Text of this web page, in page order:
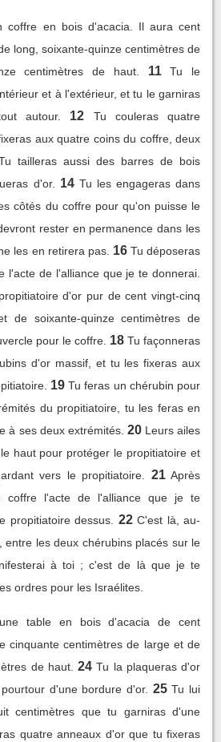
coffre en bois d'acacia. Il aura cent
long, soixante-quinze centimètres de
centimètres de haut.
11
Tu le
et à l'extérieur, et tu le garniras
autour.
12
Tu couleras quatre
aux quatre coins du coffre, deux
tailleras aussi des barres de bois
d'or.
14 Tu les engageras dans
côtés du coffre pour qu'on puisse le
rester en permanence dans les
les en retirera pas. 16 Tu déposeras
l'acte de l'alliance que je te donnerai.
d'or pur de cent vingt-cinq
de soixante-quinze centimètres de
pour le coffre. 18 Tu façonneras
d'or massif, et tu les fixeras aux
19 Tu feras un chérubin pour
du propitiatoire, tu les feras en
à ses deux extrémités. 20 Leurs ailes
haut pour protéger le propitiatoire et
vers le propitiatoire.
21 Après
coffre l'acte de l'alliance que je te
propitiatoire dessus.
22 C'est là, au-
entre les deux chérubins placés sur le
à toi ; c'est de là que je te
ordres pour les Israélites.
table en bois d'acacia de cent
cinquante centimètres de large et de
de haut. 24 Tu la plaqueras d'or
d'une bordure d'or. 25 Tu lui
centimètres que tu garniras d'une
quatre anneaux d'or que tu fixeras